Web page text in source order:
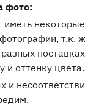
фото:
иметь
т.к.
и оттенку цвета.
и